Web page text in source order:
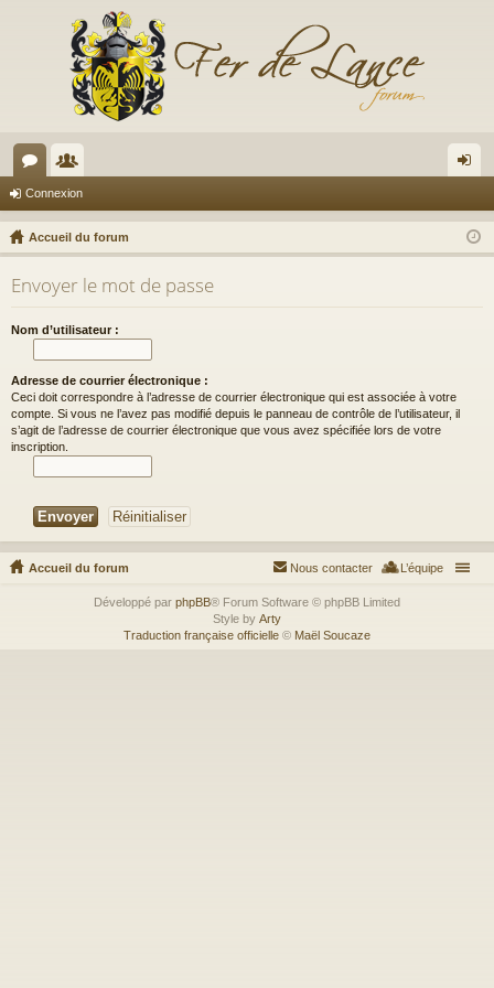
or
u
m
s
e
m
br
es
ne
xi
Connexion
Accueil du forum
Envoyer le mot de passe
Nom d’utilisateur :
Adresse de courrier électronique :
Ceci doit correspondre à l’adresse de courrier électronique qui est associée à votre
compte. Si vous ne l’avez pas modifié depuis le panneau de contrôle de l’utilisateur, il
s’agit de l’adresse de courrier électronique que vous avez spécifiée lors de votre
inscription.
Accueil du forum L’équipe
Nous contacter
Développé par phpBB® Forum Software © phpBB Limited
Style by Arty
Traduction française officielle © Maël Soucaze